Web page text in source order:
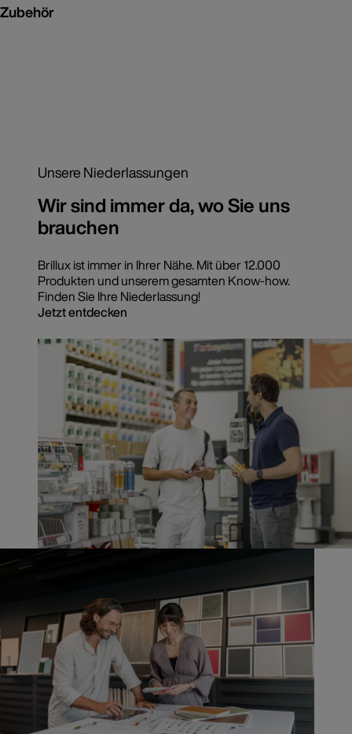
Zubehör
Unsere Niederlassungen
Wir sind immer da, wo Sie uns
brauchen
Brillux ist immer in Ihrer Nähe. Mit über 12.000
Produkten und unserem gesamten Know-how.
Finden Sie Ihre Niederlassung!
Jetzt entdecken